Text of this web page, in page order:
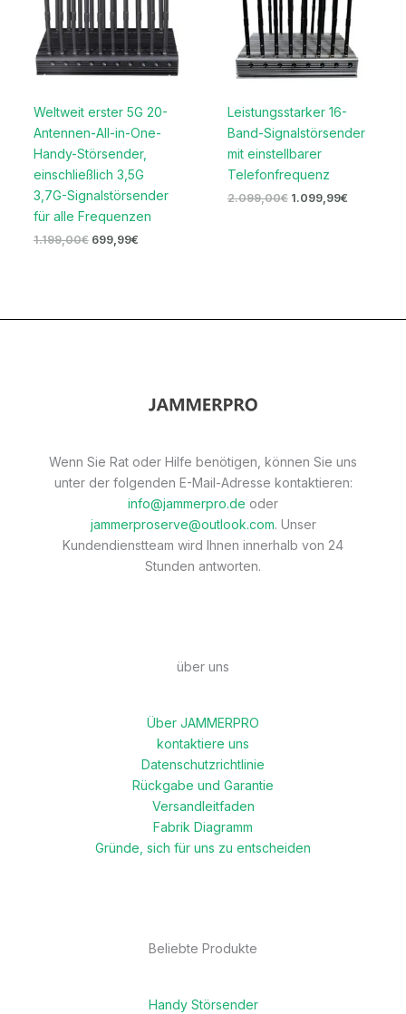
Weltweit erster 5G 20-
Antennen-All-in-One-
Handy-Störsender,
einschließlich 3,5G
3,7G-Signalstörsender
für alle Frequenzen
1.199,00€ 699,99€
Leistungsstarker 16-
Band-Signalstörsender
mit einstellbarer
Telefonfrequenz
2.099,00€ 1.099,99€
Wenn Sie Rat oder Hilfe benötigen, können Sie uns
unter der folgenden E-Mail-Adresse kontaktieren:
info@jammerpro.de oder
jammerproserve@outlook.com. Unser
Kundendienstteam wird Ihnen innerhalb von 24
Stunden antworten.
über uns
Über JAMMERPRO
kontaktiere uns
Datenschutzrichtlinie
Rückgabe und Garantie
Versandleitfaden
Fabrik Diagramm
Gründe, sich für uns zu entscheiden
Beliebte Produkte
Handy Störsender